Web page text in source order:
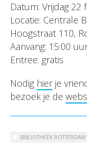
Datum: Vrijdag 22
Locatie: Centrale
Hoogstraat 110,
Aanvang: 15:00
Entree: gratis
Nodig hierje
bezoek je de
BIBLIOTHEEK ROTTERDAM